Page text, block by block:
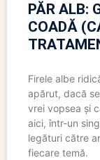
PĂR ALB:
COADĂ
Firele albe
apărut, dacă
vrei vopsea și
aici, într-un
legături către
fiecare temă.